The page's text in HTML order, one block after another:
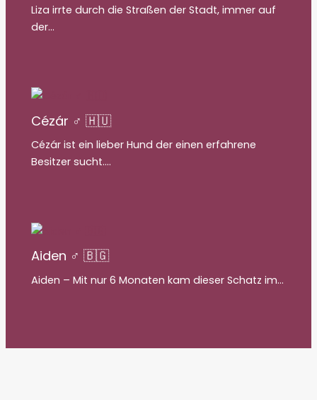
Liza irrte durch die Straßen der Stadt, immer auf
der…
Cézár ♂ 🇭🇺
Cézár ist ein lieber Hund der einen erfahrene
Besitzer sucht.…
Aiden ♂ 🇧🇬
Aiden – Mit nur 6 Monaten kam dieser Schatz im…